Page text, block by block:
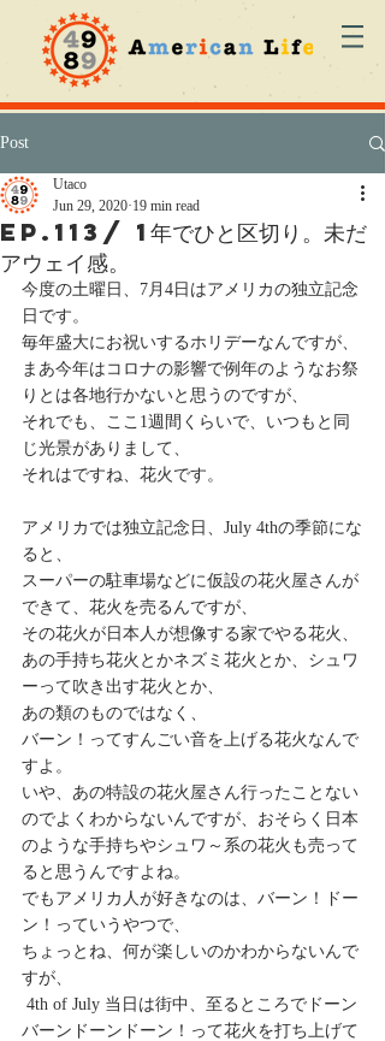
Post
ep.113/ 1年でひと区切り。未だ
アウェイ感。
Utaco
Jun 29, 2020 19 min read
今度の土曜日、7月4日はアメリカの独立記念
日です。
毎年盛大にお祝いするホリデーなんですが、
まあ今年はコロナの影響で例年のようなお祭
りとは各地行かないと思うのですが、
それでも、ここ1週間くらいで、いつもと同
じ光景がありまして、
それはですね、花火です。
アメリカでは独立記念日、July 4thの季節にな
ると、
スーパーの駐車場などに仮設の花火屋さんが
できて、花火を売るんですが、
その花火が日本人が想像する家でやる花火、
あの手持ち花火とかネズミ花火とか、シュワ
ーって吹き出す花火とか、
あの類のものではなく、
バーン！ってすんごい音を上げる花火なんで
すよ。
いや、あの特設の花火屋さん行ったことない
のでよくわからないんですが、おそらく日本
のような手持ちやシュワ～系の花火も売って
ると思うんですよね。
でもアメリカ人が好きなのは、バーン！ドー
ン！っていうやつで、
ちょっとね、何が楽しいのかわからないんで
すが、
バーンドーンドーン！って花火を打ち上げて